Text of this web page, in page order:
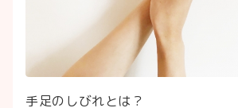
手足のしびれとは？